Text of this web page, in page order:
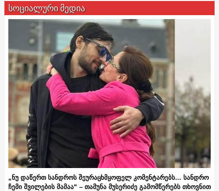
სოციალური მედია
„ნუ დაწერთ სანდროს შეურაცხმყოფელ კომენტარებს… სანდრო
ჩემი შვილების მამაა“ – თამუნა მუსერიძე გამომწერებს თხოვნით